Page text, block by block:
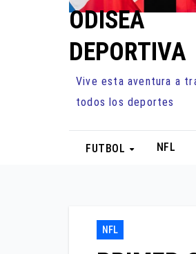
ODISEA
DEPORTIVA
Vive esta aventura a
todos los deportes
FUTBOL NFL
NFL